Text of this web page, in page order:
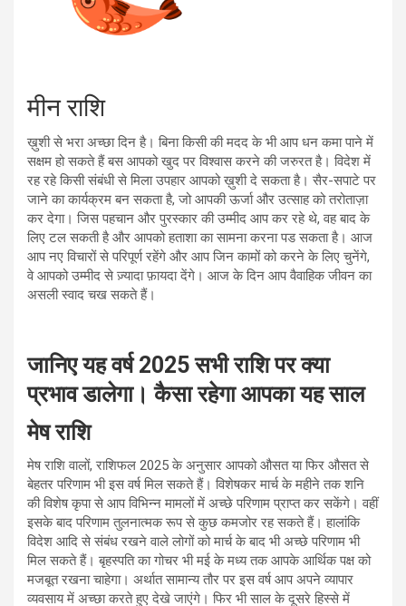
मीन राशि
ख़ुशी से भरा अच्छा दिन है। बिना किसी की मदद के भी आप धन कमा पाने में
सक्षम हो सकते हैं बस आपको खुद पर विश्वास करने की जरुरत है। विदेश में
रह रहे किसी संबंधी से मिला उपहार आपको ख़ुशी दे सकता है। सैर-सपाटे पर
जाने का कार्यक्रम बन सकता है, जो आपकी ऊर्जा और उत्साह को तरोताज़ा
कर देगा। जिस पहचान और पुरस्कार की उम्मीद आप कर रहे थे, वह बाद के
लिए टल सकती है और आपको हताशा का सामना करना पड सकता है। आज
आप नए विचारों से परिपूर्ण रहेंगे और आप जिन कामों को करने के लिए चुनेंगे,
वे आपको उम्मीद से ज़्यादा फ़ायदा देंगे। आज के दिन आप वैवाहिक जीवन का
असली स्वाद चख सकते हैं।
जानिए यह वर्ष 2025 सभी राशि पर क्या
प्रभाव डालेगा। कैसा रहेगा आपका यह साल
मेष राशि
मेष राशि वालों, राशिफल 2025 के अनुसार आपको औसत या फिर औसत से
बेहतर परिणाम भी इस वर्ष मिल सकते हैं। विशेषकर मार्च के महीने तक शनि
की विशेष कृपा से आप विभिन्न मामलों में अच्छे परिणाम प्राप्त कर सकेंगे। वहीं
इसके बाद परिणाम तुलनात्मक रूप से कुछ कमजोर रह सकते हैं। हालांकि
विदेश आदि से संबंध रखने वाले लोगों को मार्च के बाद भी अच्छे परिणाम भी
मिल सकते हैं। बृहस्पति का गोचर भी मई के मध्य तक आपके आर्थिक पक्ष को
मजबूत रखना चाहेगा। अर्थात सामान्य तौर पर इस वर्ष आप अपने व्यापार
व्यवसाय में अच्छा करते हुए देखे जाएंगे। फिर भी साल के दूसरे हिस्से में